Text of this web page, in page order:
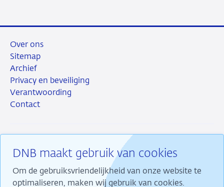
DNB maakt gebruik van cookies
Om de gebruiksvriendelijkheid van onze website te
optimaliseren, maken wij gebruik van cookies.
Over ons
Sitemap
Archief
Privacy en beveiliging
Verantwoording
Contact
RSS InstagramLinkedin
X